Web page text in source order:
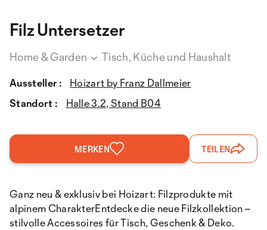
Filz Untersetzer
Home & Garden Tisch, Küche und Haushalt
Aussteller :
Hoizart by Franz Dallmeier
Standort :
Halle 3.2, Stand B04
MERKEN TEILEN
Ganz neu & exklusiv bei Hoizart: Filzprodukte mit
alpinem CharakterEntdecke die neue Filzkollektion –
stilvolle Accessoires für Tisch, Geschenk & Deko.